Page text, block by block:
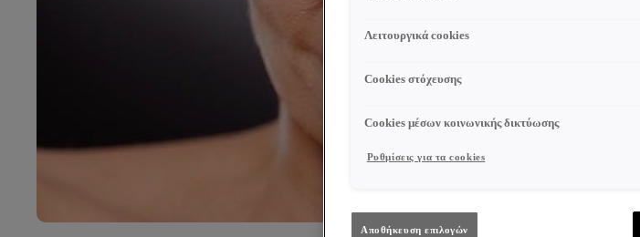
Λειτουργικά cookies
Cookies στόχευσης
Cookies μέσων κοινωνικής δικτύωσης
Ρυθμίσεις για τα cookies
Αποθήκευση επιλογών